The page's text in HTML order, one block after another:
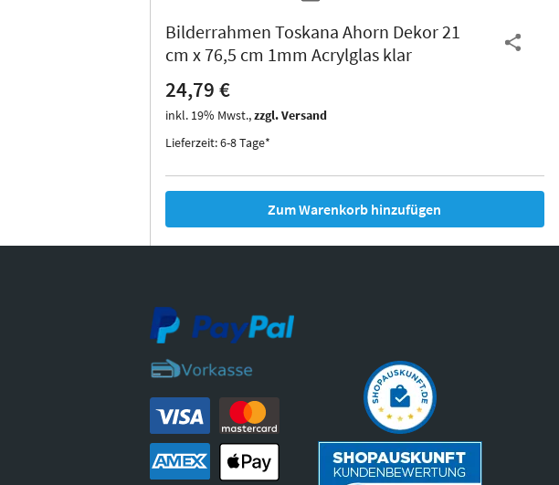
Thurgau
Thurgau
*Canvas*
Burgund
Kunststoff
Ohio
Bilderrahmen Toskana Ahorn Dekor 21
cm x 76,5 cm 1mm Acrylglas klar
24,79 €
inkl. 19% Mwst.,zzgl. Versand
Lieferzeit: 6-8 Tage*
Zum Warenkorb hinzufügen